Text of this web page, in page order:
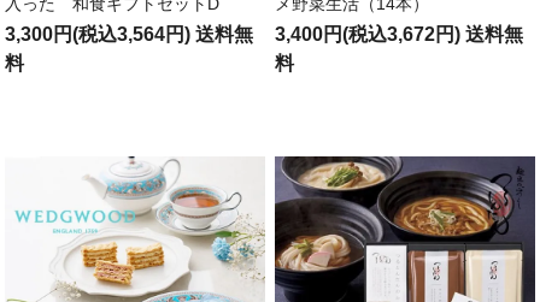
3,300円(税込3,564円) 送料無
料
3,400円(税込3,672円) 送料無
料